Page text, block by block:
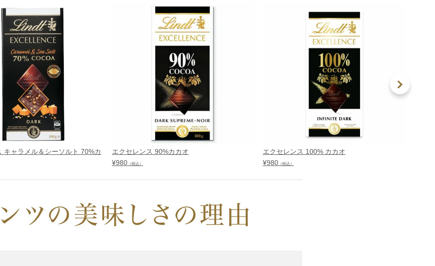
キャラメル＆シーソルト 70%カ
エクセレンス 90%カカオ
¥980 （税込）
エクセレンス 100% カカオ
¥980 （税込）